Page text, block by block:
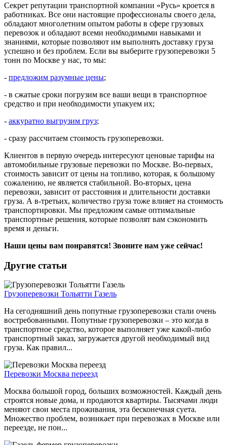
Секрет репутации транспортной компании «Русь» кроется в
работниках. Все они настоящие профессионалы своего дела,
обладают многолетним опытом работы в сфере грузовых
перевозок и обладают всеми необходимыми навыками и
знаниями, которые позволяют им выполнять доставку груза
успешно и без проблем. Если вы выберите грузоперевозки 5
тонн по Москве у нас, то мы:
- предложим разумные цены;
- в сжатые сроки погрузим все ваши вещи в транспортное
средство и при необходимости упакуем их;
- аккуратно выгрузим груз;
- сразу рассчитаем стоимость грузоперевозки.
Клиентов в первую очередь интересуют ценовые тарифы на
автомобильные грузовые перевозки по Москве. Во-первых,
стоимость зависит от цены на топливо, которая, к большому
сожалению, не является стабильной. Во-вторых, цена
перевозки, зависит от расстояния и длительности доставки
груза. А в-третьих, количество груза тоже влияет на стоимость
транспортировки. Мы предложим самые оптимальные
транспортные решения, которые позволят вам сэкономить
время и деньги.
Наши цены вам понравятся! Звоните нам уже сейчас!
Другие статьи
Грузоперевозки Тольятти Газель
На сегодняшний день попутные грузоперевозки стали очень
востребованными. Попутные грузоперевозки – это когда в
транспортное средство, которое выполняет уже какой-либо
транспортный заказ, загружается другой необходимый вид
груза. Как правил...
Перевозки Москва переезд
Москва большой город, больших возможностей. Каждый день
строятся новые дома, и продаются квартиры. Тысячами люди
меняют свои места проживания, эта бесконечная суета.
Множество проблем, возникает при перевозках в Москве или
переезде, не пон...